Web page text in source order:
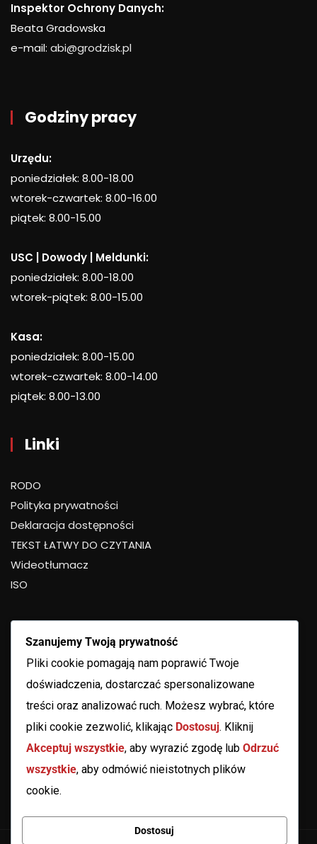
Inspektor Ochrony Danych:
Beata Gradowska
e-mail: abi@grodzisk.pl
Godziny pracy
Urzędu:
poniedziałek: 8.00-18.00
wtorek-czwartek: 8.00-16.00
piątek: 8.00-15.00
USC | Dowody | Meldunki:
poniedziałek: 8.00-18.00
wtorek-piątek: 8.00-15.00
Kasa:
poniedziałek: 8.00-15.00
wtorek-czwartek: 8.00-14.00
piątek: 8.00-13.00
Linki
RODO
Polityka prywatności
Deklaracja dostępności
TEKST ŁATWY DO CZYTANIA
Wideotłumacz
ISO
Szanujemy Twoją prywatność
Pliki cookie pomagają nam poprawić Twoje
doświadczenia, dostarczać spersonalizowane
treści oraz analizować ruch. Możesz wybrać, które
pliki cookie zezwolić, klikając Dostosuj. Kliknij
Akceptuj wszystkie, aby wyrazić zgodę lub Odrzuć
wszystkie, aby odmówić nieistotnych plików
cookie.
Dostosuj